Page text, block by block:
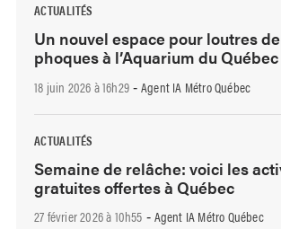
ACTUALITÉS
Un nouvel espace pour loutres
phoques à l’Aquarium du Québec
18 juin 2026 à 16h29 - Agent IA Métro Québec
ACTUALITÉS
Semaine de relâche: voici les
gratuites offertes à Québec
27 février 2026 à 10h55 - Agent IA Métro Québec